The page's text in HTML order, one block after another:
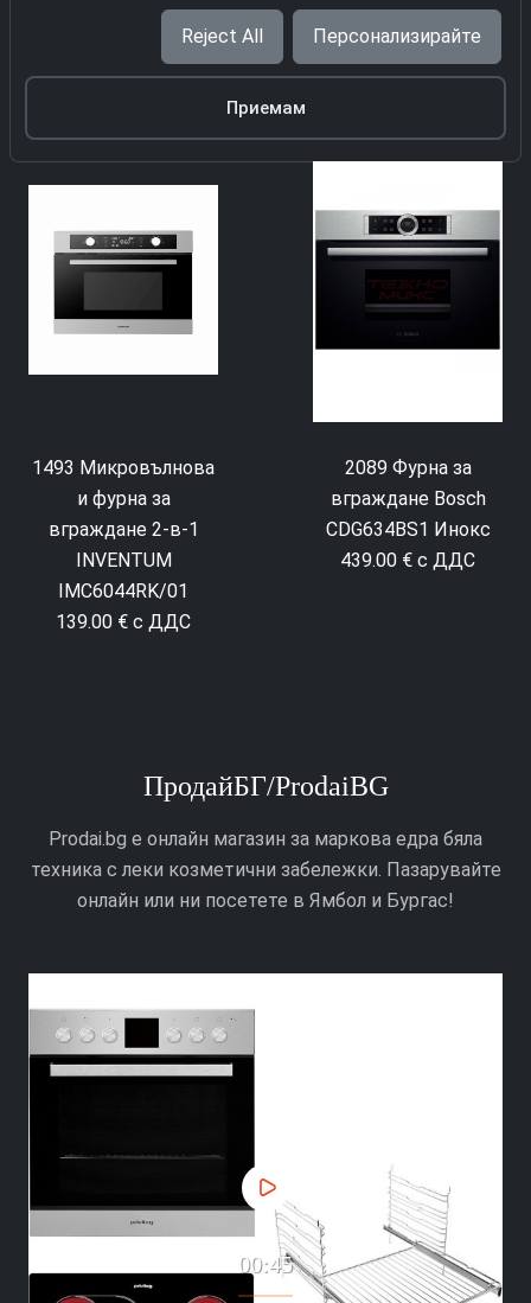
4727 Фурна за
вграждане Privileg
SET PV510 IN
1493 Микровълнова
и фурна за
вграждане 2-в-1
INVENTUM
IMC6044RK/01
139.00 € с ДДС
2089 Фурна за
вграждане Bosch
CDG634BS1 Инокс
439.00 € с ДДС
ПродайБГ/ProdaiBG
Prodai.bg е онлайн магазин за маркова едра бяла
техника с леки козметични забележки. Пазарувайте
онлайн или ни посетете в Ямбол и Бургас!
00:45
Reject All Персонализирайте
Приемам